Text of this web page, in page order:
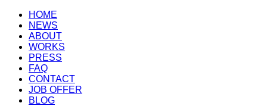
HOME
NEWS
ABOUT
WORKS
PRESS
FAQ
CONTACT
JOB OFFER
BLOG